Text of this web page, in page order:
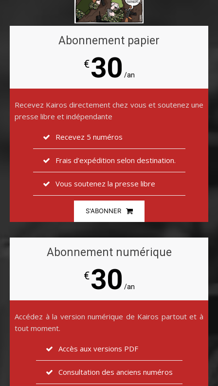
Abonnement papier
€30 /an
Recevez Kairos directement chez vous et soutenez une
presse libre et indépendante
Recevez 5 numéros
Frais d’expédition selon destination.
Vous soutenez la presse libre
S'ABONNER
Abonnement numérique
€30 /an
Accédez à la version numérique de Kairos partout et à
tout moment.
Accès aux versions PDF
Consultation des anciens numéros